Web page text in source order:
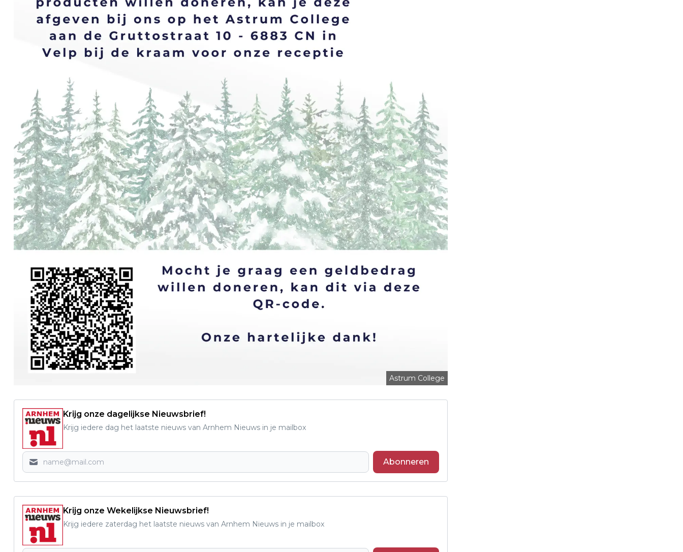
Astrum College
Krijg onze dagelijkse Nieuwsbrief!
Krijg iedere dag het laatste nieuws van Arnhem Nieuws in je mailbox
Abonneren
Krijg onze Wekelijkse Nieuwsbrief!
Krijg iedere zaterdag het laatste nieuws van Arnhem Nieuws in je mailbox